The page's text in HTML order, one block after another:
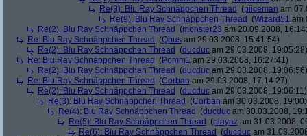
Re(8): Blu Ray Schnäppchen Thread (piiceman am
Re(9): Blu Ray Schnäppchen Thread (Wizard51 am
Re(2): Blu Ray Schnäppchen Thread (monster23 am 20.09.2008,
Re: Blu Ray Schnäppchen Thread (Qbus am 29.03.2008, 15:41:54)
Re(2): Blu Ray Schnäppchen Thread (ducduc am 29.03.2008, 19:05:28)
Re: Blu Ray Schnäppchen Thread (Pomm1 am 29.03.2008, 16:27:41)
Re(2): Blu Ray Schnäppchen Thread (ducduc am 29.03.2008, 19:06:56)
Re: Blu Ray Schnäppchen Thread (Corban am 29.03.2008, 17:14:27)
Re(2): Blu Ray Schnäppchen Thread (ducduc am 29.03.2008, 19:06:11)
Re(3): Blu Ray Schnäppchen Thread (Corban am 30.03.2008,
Re(4): Blu Ray Schnäppchen Thread (ducduc am 30.03.2008,
Re(5): Blu Ray Schnäppchen Thread (playaz am 31.03.2008,
Re(6): Blu Ray Schnäppchen Thread (ducduc am